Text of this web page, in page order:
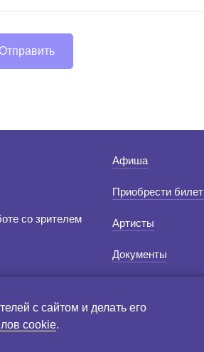
Отправить
со зрителем
Афиша
Приобрести билет
Артисты
Документы
с сайтом и делать его
cookie.